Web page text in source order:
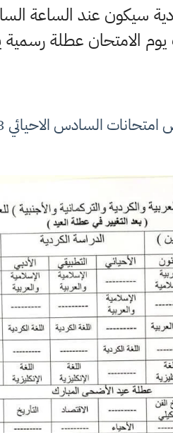
سيكون عند الساعة
الامتحان عطلة رسمية
السادس الاحيائي 2023 الدور الاول